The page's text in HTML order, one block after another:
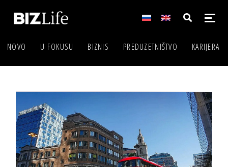
NOVO U FOKUSU BIZNIS PREDUZETNIŠTVO KARIJERA